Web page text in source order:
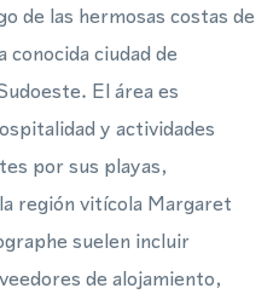
de las hermosas costas de
conocida ciudad de
El área es
y actividades
por sus playas,
región vitícola Margaret
suelen incluir
de alojamiento,